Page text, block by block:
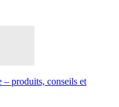
produits, conseils et